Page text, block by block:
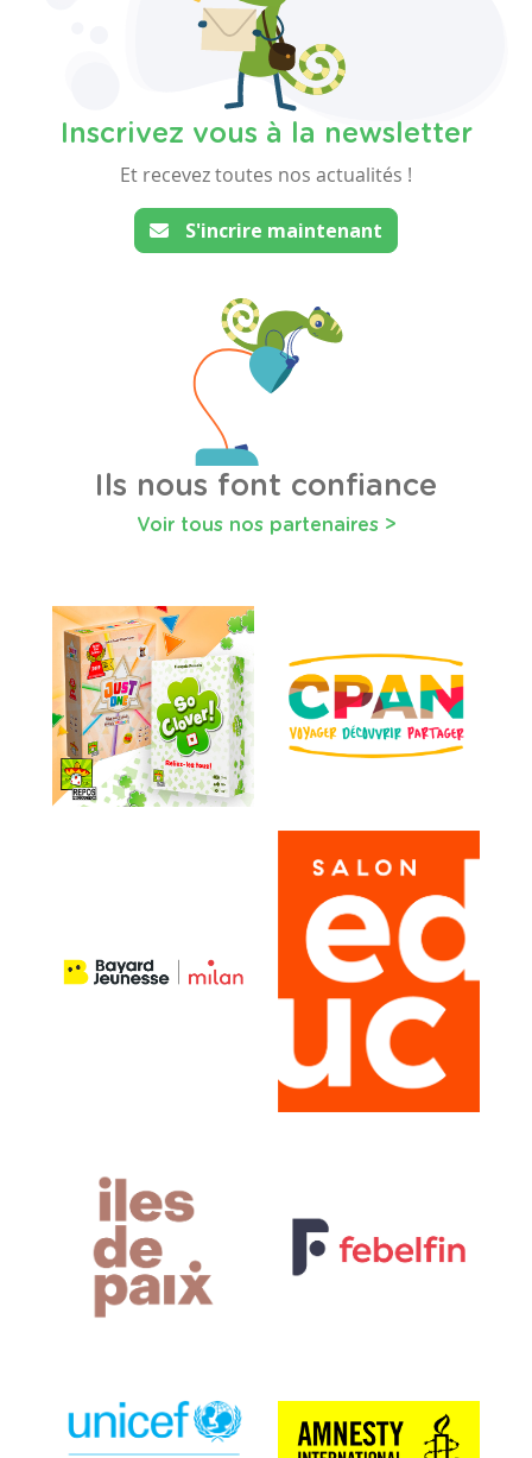
Inscrivez vous à la newsletter
Et recevez toutes nos actualités !
S'incrire maintenant
Ils nous font confiance
Voir tous nos partenaires >